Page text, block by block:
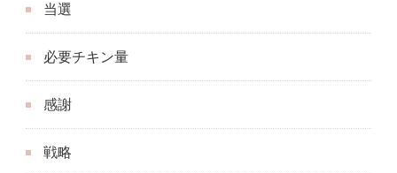
当選
必要チキン量
感謝
戦略